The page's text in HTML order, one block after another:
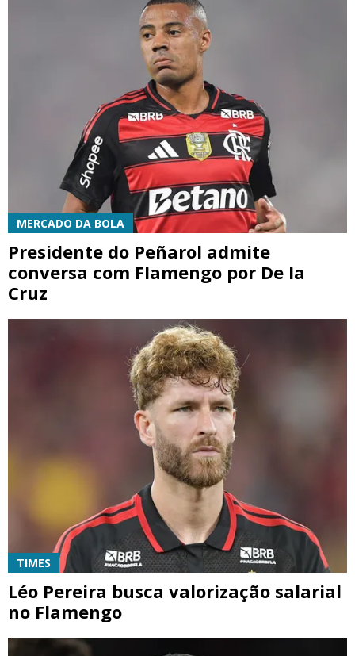
MERCADO DA BOLA
Presidente do Peñarol admite
conversa com Flamengo por De la
Cruz
TIMES
Léo Pereira busca valorização salarial
no Flamengo